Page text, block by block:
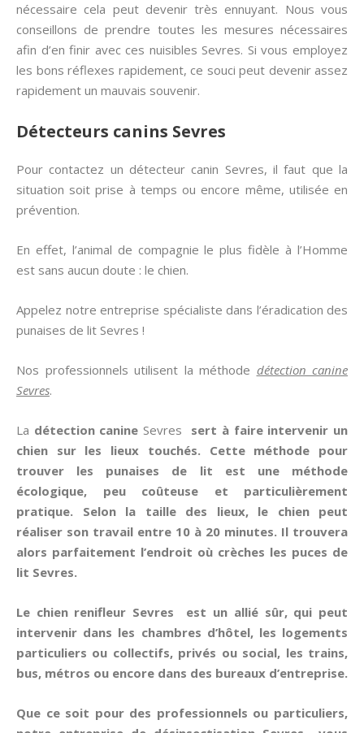
nécessaire cela peut devenir très ennuyant. Nous vous
conseillons de prendre toutes les mesures nécessaires
afin d’en finir avec ces nuisibles Sevres. Si vous employez
les bons réflexes rapidement, ce souci peut devenir assez
rapidement un mauvais souvenir.
Détecteurs canins Sevres
Pour contactez un détecteur canin Sevres, il faut que la
situation soit prise à temps ou encore même, utilisée en
prévention.
En effet, l’animal de compagnie le plus fidèle à l’Homme
est sans aucun doute : le chien.
Appelez notre entreprise spécialiste dans l’éradication des
punaises de lit Sevres !
Nos professionnels utilisent la méthode détection canine
Sevres.
La détection canine Sevres sert à faire intervenir un
chien sur les lieux touchés. Cette méthode pour
trouver les punaises de lit est une méthode
écologique, peu coûteuse et particulièrement
pratique. Selon la taille des lieux, le chien peut
réaliser son travail entre 10 à 20 minutes. Il trouvera
alors parfaitement l’endroit où crèches les puces de
lit Sevres.
Le chien renifleur Sevres est un allié sûr, qui peut
intervenir dans les chambres d’hôtel, les logements
particuliers ou collectifs, privés ou social, les trains,
bus, métros ou encore dans des bureaux d’entreprise.
Que ce soit pour des professionnels ou particuliers,